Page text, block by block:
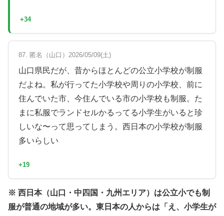
+34
87. 匿名（山口）2026/05/09(土)
山口県民だが、昔からほとんどの公立小学校が制服
だよね。私が行ってた小学校や周りの小学校、前に
住んでいた市、今住んでいる市の小学校も制服。た
まに私服でランドセルかるってる小学生がいると珍
しいな〜って思ってしまう。西日本の小学校が制服
多いらしい
+19
※ 西日本（山口・中四国・九州エリア）は公立小でも制
服が普通の地域が多い。東日本の人からは「え、小学生が